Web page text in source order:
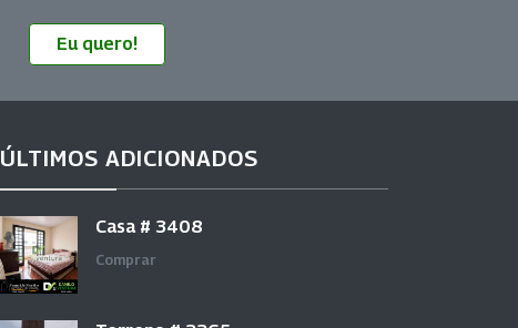
Eu quero!
ÚLTIMOS ADICIONADOS
Casa # 3408
Comprar